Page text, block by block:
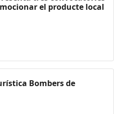
el producte local
Bombers de